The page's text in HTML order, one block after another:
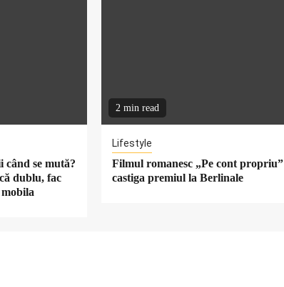
când se mută?
dublu, fac
2 min read
Lifestyle
Filmul romanesc „Pe cont propriu”
castiga premiul la Berlinale